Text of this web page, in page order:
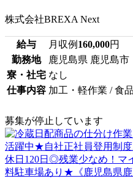
株式会社BREXA Next
給与 月収例 160,000円
勤務地
鹿児島県 鹿児島市
寮・社宅 なし
仕事内容 加工・軽作業 / 食
募集が停止しています